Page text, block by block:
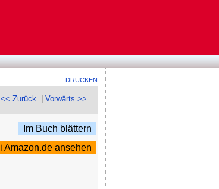
DRUCKEN
<< Zurück |Vorwärts >>
Im Buch blättern
Amazon.de ansehen